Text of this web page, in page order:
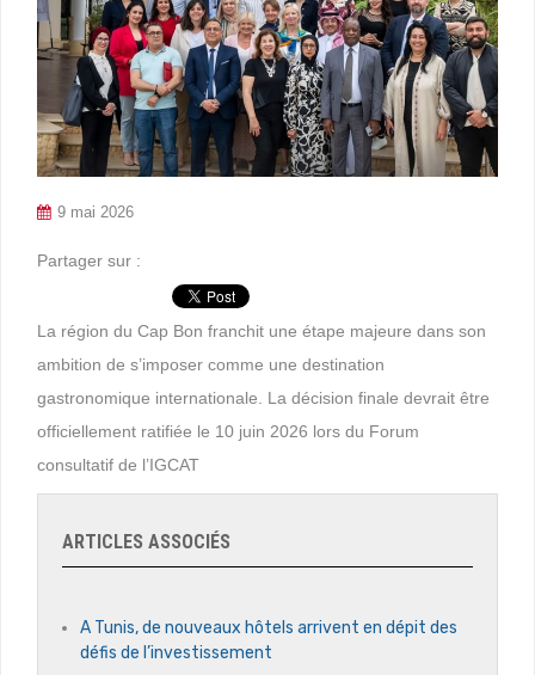
9 mai 2026
Partager sur :
La région du Cap Bon franchit une étape majeure dans son
ambition de s’imposer comme une destination
gastronomique internationale. La décision finale devrait être
officiellement ratifiée le 10 juin 2026 lors du Forum
consultatif de l’IGCAT
ARTICLES ASSOCIÉS
A Tunis, de nouveaux hôtels arrivent en dépit des
défis de l’investissement